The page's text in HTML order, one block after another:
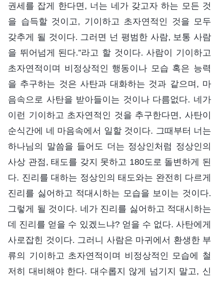
권세를 잡게 한다면, 너는 네가 갖고자 하는 모든 것
을 습득할 것이고, 기이하고 초자연적인 것을 모두
갖추게 될 것이다. 그러면 넌 평범한 사람, 보통 사람
을 뛰어넘게 된다.”라고 할 것이다. 사람이 기이하고
초자연적이며 비정상적인 행동이나 모습 혹은 능력
을 추구하는 것은 사탄과 대화하는 것과 같으며, 마
음속으로 사탄을 받아들이는 것이나 다름없다. 네가
이런 기이하고 초자연적인 것을 추구한다면, 사탄이
순식간에 네 마음속에서 일할 것이다. 그때부터 너는
하나님의 말씀을 들어도 더는 정상인처럼 정상인의
사상 관점, 태도를 갖지 못하고 180도로 돌변하게 된
다. 진리를 대하는 정상인의 태도와는 완전히 다르게
진리를 싫어하고 적대시하는 모습을 보이는 것이다.
그렇게 될 것이다. 네가 진리를 싫어하고 적대시하는
데 진리를 얻을 수 있겠느냐? 얻을 수 없다. 사탄에게
사로잡힌 것이다. 그러니 사람은 마귀에서 환생한 부
류의 기이하고 초자연적이며 비정상적인 모습에 철
저히 대비해야 한다. 대수롭지 않게 넘기지 말고, 신